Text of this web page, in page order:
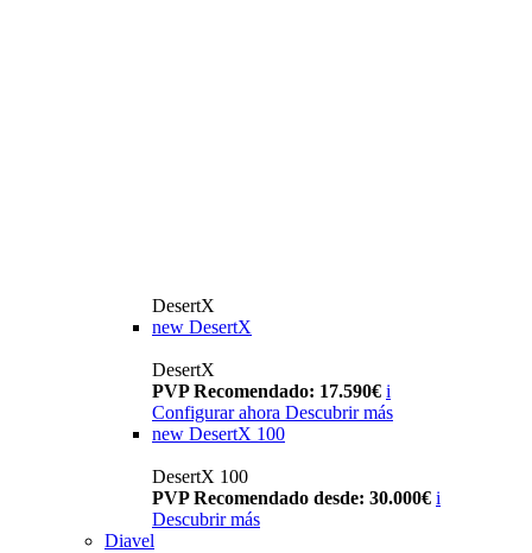
DesertX
new DesertX
DesertX
PVP Recomendado: 17.590€ i
Configurar ahora Descubrir más
new DesertX 100
DesertX 100
PVP Recomendado desde: 30.000€ i
Descubrir más
Diavel